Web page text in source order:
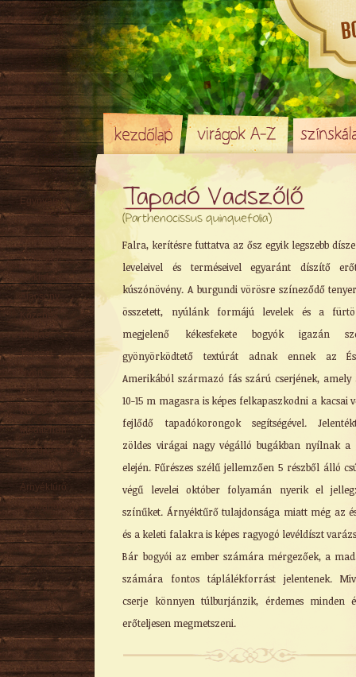
Tapadó Vadszőlő
(Parthenocissus quinquefolia)
Falra, kerítésre futtatva az ősz egyik legszebb
leveleivel és terméseivel egyaránt díszítő
kúszónövény. A burgundi vörösre színeződő
összetett, nyúlánk formájú levelek és a
megjelenő kékesfekete bogyók igazán
gyönyörködtető textúrát adnak ennek az
Amerikából származó fás szárú cserjének, amely
10-15 m magasra is képes felkapaszkodni a kacsai
fejlődő tapadókorongok segítségével.
zöldes virágai nagy végálló bugákban nyílnak a
elején. Fűrészes szélű jellemzően 5 részből álló
végű levelei október folyamán nyerik el
színűket. Árnyéktűrő tulajdonsága miatt még az
és a keleti falakra is képes ragyogó levéldíszt
Bár bogyói az ember számára mérgezőek, a
számára fontos táplálékforrást jelentenek.
cserje könnyen túlburjánzik, érdemes minden
erőteljesen megmetszeni.
Egynyári
Évelő (Cserje)
Hagyma/ Gumó
Örökzöld
Sziklakerti
Alacsony
Közepes
Magas
Tavaszi
Őszi
Kúszó
Mediterrán
Virágzó cserje
Talajtakaró
Árnyéktűrő
Szobanövény